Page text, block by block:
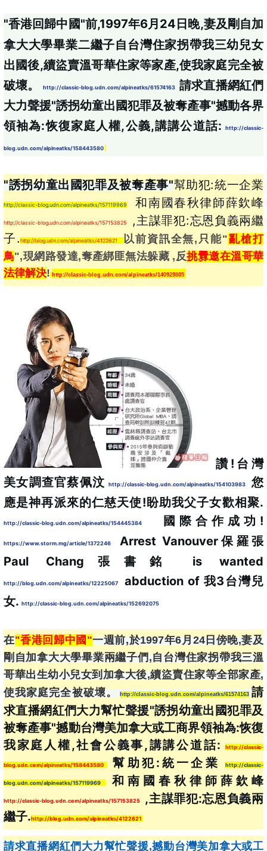
"香港回歸中國"前,1997年6月24日晚,妻及剛自加
拿大大學畢業二繼子自台灣住家拐帶我三幼兒女
出國後,續盜賣溫哥華住家等家產,使我家庭完全被
破壞。
http://classic-blog.udn.com/alpineatks/61574163
請求直播網紅們
大力聲援"誘拐幼童出國犯罪及被奪產事"撼動各界
領袖為:恢復家庭人權,公義,講講公道話:
http://classic-
blog.udn.com/alpineatks/158443580
"誘拐幼童出國犯罪及被奪產事"
http://classic-blog.udn.com/alpineatks/157119969
http://classic-blog.udn.com/alpineatks/157153825
,主謀罪犯:忘恩負義兩繼
子.http://blog.udn.com/alpineatks/4122621 以前資訊全無,只能"亂槍打
鳥",現網路發達,奪產綁匪無法躲藏 ,反挑釁邀在溫哥華
法律解決! http://classic-blog.udn.com/alpineatks/140929805
讚!台灣
美女調查官蔡佩汶 http://classic-blog.udn.com/alpineatks/154103983
您
http://classic-blog.udn.com/alpineatks/154445384
https://www.storm.mg/article/1372246
Arrest Vanouver保羅張
http://blog.udn.com/alpineatks/12225067
abduction of 我3台灣兒
女. http://classic-blog.udn.com/alpineatks/152692075
在"香港回歸中國"一週前,於1997年6月24日傍晚,妻及
剛自加拿大大學畢業兩繼子們,自台灣住家拐帶我三溫
哥華出生幼小兒女到加拿大後,續盜賣住家等全部家產,
使我家庭完全被破壞。 http://classic-blog.udn.com/alpineatks/61574163 請
求直播網紅們大力幫忙聲援"誘拐幼童出國犯罪及
被奪產事"撼動台灣美加拿大或工商界領袖為:恢復
我家庭人權,社會公義事,講講公道話:
http://classic-
blog.udn.com/alpineatks/158443580 幫助犯:統一企業 http://classic-
blog.udn.com/alpineatks/157119969 和南國春秋律師薛欽峰
http://classic-blog.udn.com/alpineatks/157153825
,主謀罪犯:忘恩負義兩
繼子.http://blog.udn.com/alpineatks/4122621
請求直播網紅們大力幫忙聲援,撼動台灣美加拿大或工